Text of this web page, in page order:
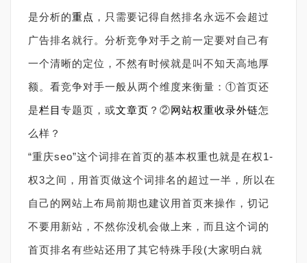
是分析的重点 ，只需要记得自然排名永远不会超过
广告排名就行。分析竞争对手之前一定要对自己有
一个清晰的定位，不然有时候就是叫不知天高地厚
额。看竞争对手一般从两个维度来衡量：①首页还
是栏目 专题页，或文章页 ？②网站权重收录外链怎
么样？
“重庆seo”这个词排在首页的基本权重也就是在权1-
权3之间，用首页做这个词排名的超过一半，所以在
自己的网站上布局前期也建议用首页来操作，切记
不要用新站，不然你没机会做上来，而且这个词的
首页排名有些站还用了其它特殊手段(大家明白就